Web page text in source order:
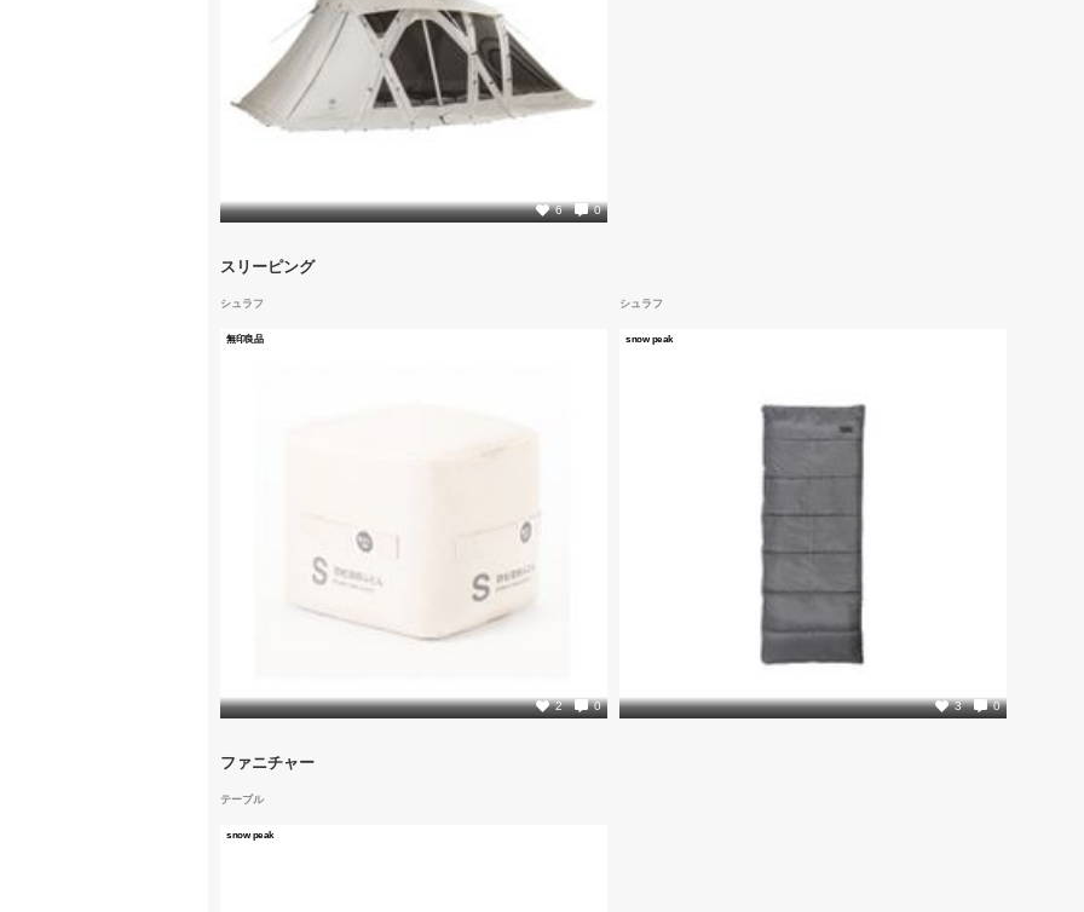
6 0
スリーピング
シュラフ
無印良品
2 0
シュラフ
snow peak
3 0
ファニチャー
テーブル
snow peak